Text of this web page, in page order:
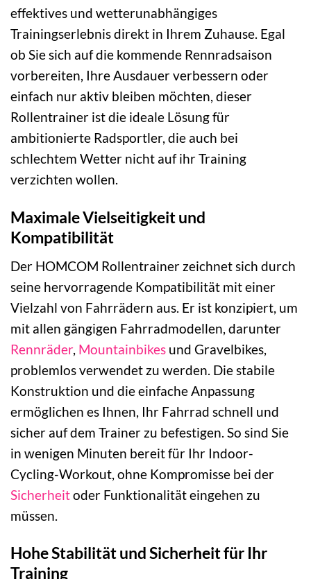
effektives und wetterunabhängiges
Trainingserlebnis direkt in Ihrem Zuhause. Egal
ob Sie sich auf die kommende Rennradsaison
vorbereiten, Ihre Ausdauer verbessern oder
einfach nur aktiv bleiben möchten, dieser
Rollentrainer ist die ideale Lösung für
ambitionierte Radsportler, die auch bei
schlechtem Wetter nicht auf ihr Training
verzichten wollen.
Maximale Vielseitigkeit und
Kompatibilität
Der HOMCOM Rollentrainer zeichnet sich durch
seine hervorragende Kompatibilität mit einer
Vielzahl von Fahrrädern aus. Er ist konzipiert, um
mit allen gängigen Fahrradmodellen, darunter
Rennräder, Mountainbikes und Gravelbikes,
problemlos verwendet zu werden. Die stabile
Konstruktion und die einfache Anpassung
ermöglichen es Ihnen, Ihr Fahrrad schnell und
sicher auf dem Trainer zu befestigen. So sind Sie
in wenigen Minuten bereit für Ihr Indoor-
Cycling-Workout, ohne Kompromisse bei der
Sicherheitoder Funktionalität eingehen zu
müssen.
Hohe Stabilität und Sicherheit für Ihr
Training